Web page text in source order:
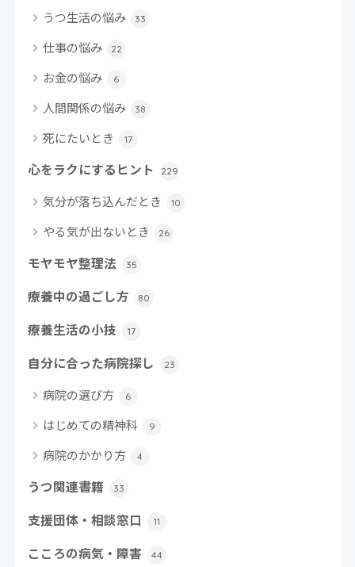
うつ生活の悩み 33
仕事の悩み 22
お金の悩み 6
人間関係の悩み 38
死にたいとき 17
心をラクにするヒント 229
気分が落ち込んだとき 10
やる気が出ないとき 26
モヤモヤ整理法 35
療養中の過ごし方 80
療養生活の小技 17
自分に合った病院探し 23
病院の選び方 6
はじめての精神科 9
病院のかかり方 4
うつ関連書籍 33
支援団体・相談窓口 11
こころの病気・障害 44